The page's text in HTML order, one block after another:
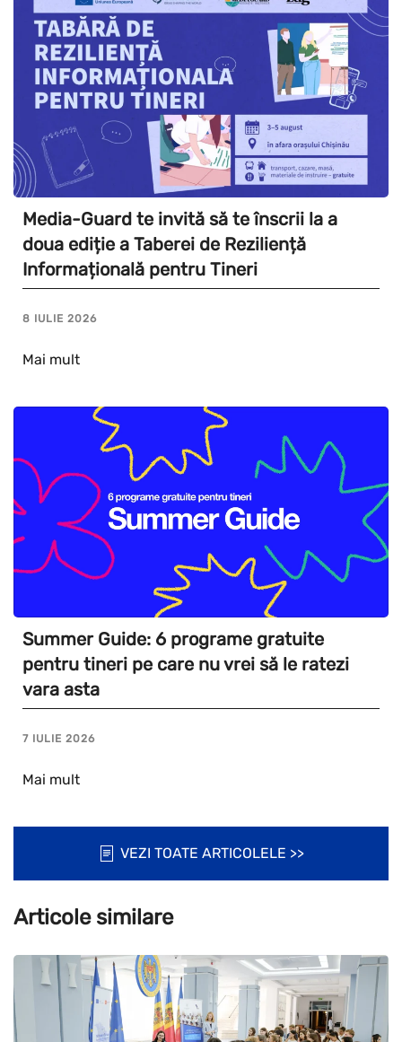
Media-Guard te invită să te înscrii la a
doua ediție a Taberei de Reziliență
Informațională pentru Tineri
8 IULIE 2026
Mai mult
Summer Guide: 6 programe gratuite
pentru tineri pe care nu vrei să le ratezi
vara asta
7 IULIE 2026
Mai mult
VEZI TOATE ARTICOLELE >>
Articole similare